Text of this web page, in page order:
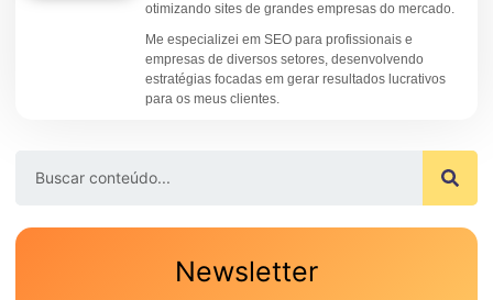
otimizando sites de grandes empresas do mercado.
Me especializei em SEO para profissionais e
empresas de diversos setores, desenvolvendo
estratégias focadas em gerar resultados lucrativos
para os meus clientes.
Newsletter